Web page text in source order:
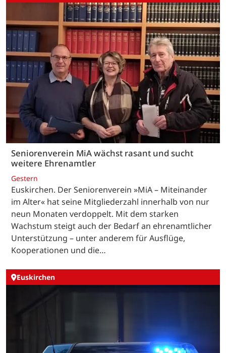
Seniorenverein MiA wächst rasant und sucht
weitere Ehrenamtler
Gestern
Euskirchen. Der Seniorenverein »MiA – Miteinander
im Alter« hat seine Mitgliederzahl innerhalb von nur
neun Monaten verdoppelt. Mit dem starken
Wachstum steigt auch der Bedarf an ehrenamtlicher
Unterstützung – unter anderem für Ausflüge,
Kooperationen und die…
Euskirchen